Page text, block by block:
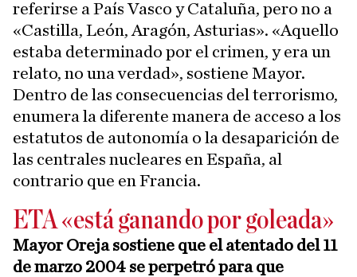
referirse a País Vasco y Cataluña, pero no a
«Castilla, León, Aragón, Asturias». «Aquello
estaba determinado por el crimen, y era un
relato, no una verdad», sostiene Mayor.
Dentro de las consecuencias del terrorismo,
enumera la diferente manera de acceso a los
estatutos de autonomía o la desaparición de
las centrales nucleares en España, al
contrario que en Francia.
ETA «está ganando por goleada»
Mayor Oreja sostiene que el atentado del 11
de marzo 2004 se perpetró para que